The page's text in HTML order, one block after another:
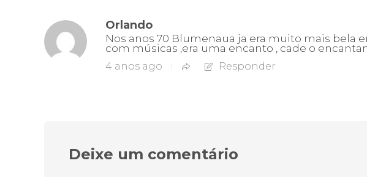
Orlando
Nos anos 70 Blumenaua ja era muito mais bela
com músicas ,era uma encanto , cade o
4 anos ago Responder
Deixe um comentário